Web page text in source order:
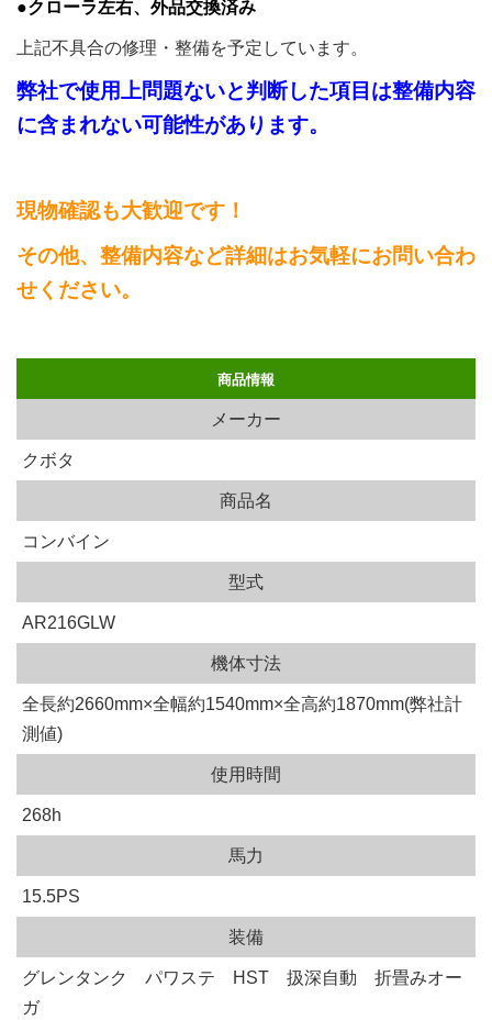
●クローラ左右、外品交換済み
上記不具合の修理・整備を予定しています。
弊社で使用上問題ないと判断した項目は整備内容
に含まれない可能性があります。
現物確認も大歓迎です！
その他、整備内容など詳細はお気軽にお問い合わ
せください。
商品情報
メーカー
クボタ
商品名
コンバイン
型式
AR216GLW
機体寸法
全長約2660mm×全幅約1540mm×全高約1870mm(弊社計
測値)
使用時間
268h
馬力
15.5PS
装備
グレンタンク パワステ HST 扱深自動 折畳みオー
ガ